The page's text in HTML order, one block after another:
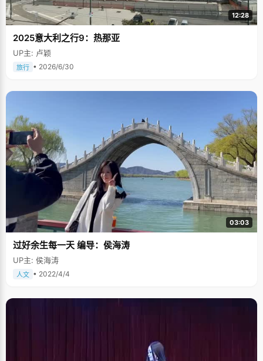
12:28
2025意大利之行9：热那亚
UP主: 卢颖
旅行 • 2026/6/30
03:03
过好余生每一天 编导：侯海涛
UP主: 侯海涛
人文 • 2022/4/4